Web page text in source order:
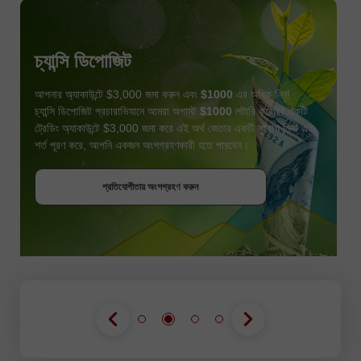
প্রতিযোগীতায় অংশগ্রহণ করুন
চ্যান্সি ডিপোজিট
আপনার অ্যাকাউন্টে $3,000 জমা করুন এবং $1000 এর অধিক নিন!
চ্যান্সি ডিপোজিট প্রচারাভিযানে আমরা অগাস্ট $1000 লটারি করেছি! একটি
ট্রেডিং অ্যাকাউন্টে $3,000 জমা করে এই অর্থ জেতার একটি সুযোগ নিন! এই
শর্ত পূরণ করে, আপনি একজন অংশগ্রহণকারী হতে পারবেন।
প্রতিযোগীতায় অংশগ্রহণ করুন
প্রতিযোগীতায় অংশগ্রহণ করুন